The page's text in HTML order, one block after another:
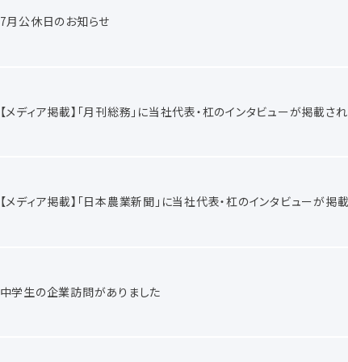
7月公休日のお知らせ
【メディア掲載】「月刊総務」に当社代表・杠のインタビューが掲載さ
【メディア掲載】「日本農業新聞」に当社代表・杠のインタビューが掲
中学生の企業訪問がありました